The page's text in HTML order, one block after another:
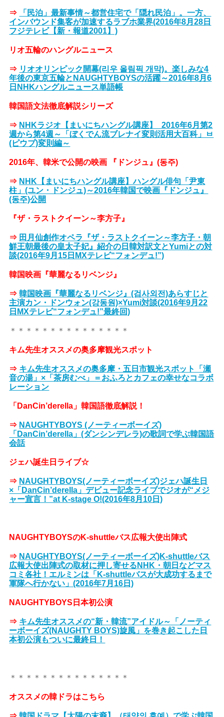
⇒
「民泊」最新事情～都営住宅で「隠れ民泊」。一方、
インバウンド集客が加速するラブホ業界(2016年8月28日
フジテレビ【新・報道2001】)
リオ五輪のハングルニュース
⇒ リオオリンピック開幕(리우 올림픽 개막)。楽しみな4
年後の東京五輪とNAUGHTYBOYSの活躍～2016年8月6
日NHKハングルニュース単語帳
韓国語文法徹底解説シリーズ
⇒ NHKラジオ【まいにちハングル講座】_2016年6月第2
週から第4週～「ぼくでん流ブレナイ変則活用大百科」ㅂ
(ピウプ)変則編～
2016年、韓米で公開の映画 『ドンジュ』(동주)
⇒ NHK【まいにちハングル講座】ハングル俳句「尹東
柱」(ユン・ドンジュ)～2016年韓国で映画『ドンジュ』
(동주)公開
『ザ・ラストクイーン～李方子』
⇒ 田月仙創作オペラ『ザ・ラストクイーン～李方子・朝
鮮王朝最後の皇太子妃』紹介の日韓対訳文とYumiとの対
談(2016年9月15日MXテレビ“フォンデュ!”)
韓国映画『華麗なるリベンジ』
⇒ 韓国映画『華麗なるリベンジ』(검사외전)あらすじと
主演カン・ドンウォン(강동원)×Yumi対談(2016年9月22
日MXテレビ“フォンデュ!”最終回)
＊＊＊＊＊＊＊＊＊＊＊＊＊＊＊
キム先生オススメの奥多摩観光スポット
⇒ キム先生オススメの奥多摩・五日市観光スポット「瀬
音の湯」×「茶房むべ」＝おふろとカフェの幸せなコラボ
レーション
「DanCin’derella」韓国語徹底解説！
⇒ NAUGHTYBOYS (ノーティーボーイズ)
「DanCin’derella」(ダンシンデレラ)の歌詞で学ぶ韓国語
会話
ジェハ誕生日ライブ☆
⇒ NAUGHTYBOYS(ノーティーボーイズ)ジェハ誕生日
×「DanCin’derella」デビュー記念ライブでジオが“メジ
ャー宣言！”at K-stage O!(2016年8月10日)
NAUGHTYBOYSのK-shuttleバス広報大使出陣式
⇒ NAUGHTYBOYS(ノーティーボーイズ)K-shuttleバス
広報大使出陣式の取材に押し寄せるNHK・朝日などマス
コミ各社！エルミンは「K-shuttleバスが大成功するまで
軍隊へ行かない」(2016年7月16日)
NAUGHTYBOYS日本初公演
⇒ キム先生オススメの“新・韓流”アイドル～「ノーティ
ーボーイズ(NAUGHTY BOYS)旋風」を巻き起こした日
本初公演もついに最終日！
＊＊＊＊＊＊＊＊＊＊＊＊＊＊＊
オススメの韓ドラはこちら